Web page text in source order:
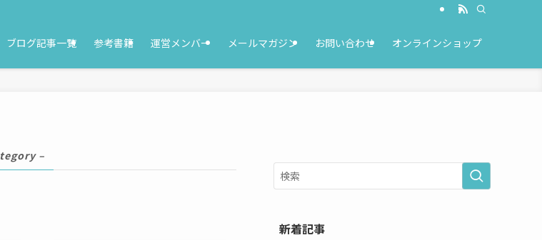
ブログ記事一覧 参考書籍 運営メンバー メールマガジン お問い合わせ オンラインショップ
–
新着記事